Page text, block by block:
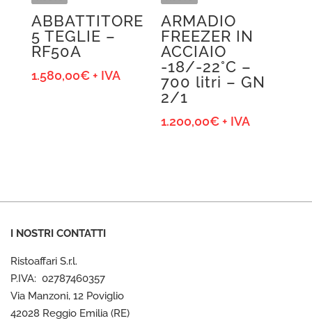
ABBATTITORE
5 TEGLIE –
RF50A
1.580,00€ + IVA
ARMADIO
FREEZER IN
ACCIAIO
-18/-22°C –
700 litri – GN
2/1
1.200,00€+ IVA
I NOSTRI CONTATTI
Ristoaffari S.r.l.
P.IVA: 02787460357
Via Manzoni, 12 Poviglio
42028 Reggio Emilia (RE)